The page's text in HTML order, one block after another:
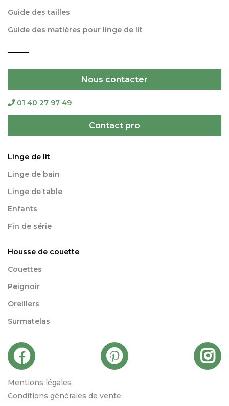
Guide des tailles
Guide des matières pour linge de lit
Nous contacter
01 40 27 97 49
Contact pro
Linge de lit
Linge de bain
Linge de table
Enfants
Fin de série
Housse de couette
Couettes
Peignoir
Oreillers
Surmatelas
Mentions légales
Conditions générales de vente